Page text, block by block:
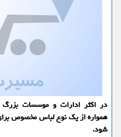
در اكثر ادارات و موسسات بزرگ
همواره از یك نوع لباس مخصوص
شود.